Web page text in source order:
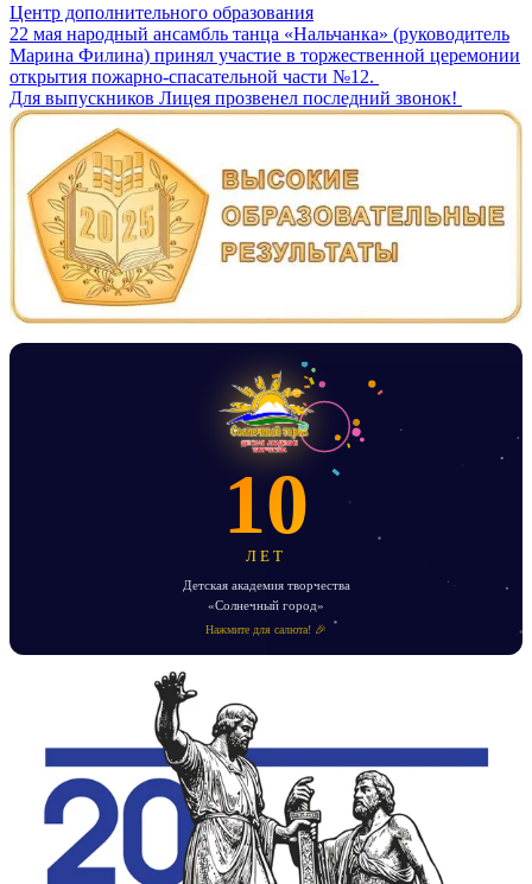
Центр дополнительного образования
Навигация
по
записям
22 мая народный ансамбль танца «Нальчанка» (руководитель
Марина Филина) принял участие в торжественной церемонии
открытия пожарно-спасательной части №12.
Для выпускников Лицея прозвенел последний звонок!
10
ЛЕТ
Детская академия творчества
«Солнечный город»
Нажмите для салюта! 🎉